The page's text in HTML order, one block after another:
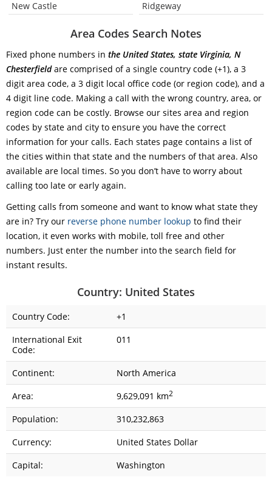
New Castle
Ridgeway
Area Codes Search Notes
Fixed phone numbers in the United States, state Virginia, N
Chesterfieldare comprised of a single country code (+1), a 3
digit area code, a 3 digit local office code (or region code), and a
4 digit line code. Making a call with the wrong country, area, or
region code can be costly. Browse our sites area and region
codes by state and city to ensure you have the correct
information for your calls. Each states page contains a list of
the cities within that state and the numbers of that area. Also
available are local times. So you don’t have to worry about
calling too late or early again.
Getting calls from someone and want to know what state they
are in? Try our reverse phone number lookup to find their
location, it even works with mobile, toll free and other
numbers. Just enter the number into the search field for
instant results.
Country: United States
Country Code:
+1
International Exit
Code:
011
Continent:
North America
Area:
9,629,091 km2
Population:
310,232,863
Currency:
United States Dollar
Capital:
Washington